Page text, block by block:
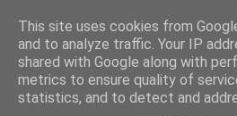
This site uses cookies from
and to analyze traffic. Your IP
shared with Google along with
metrics to ensure quality of
statistics, and to detect and